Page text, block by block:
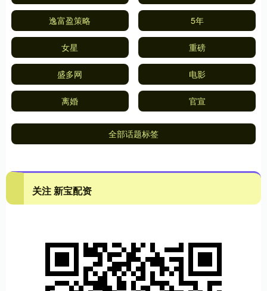
逸富盈策略 5年
女星 重磅
盛多网 电影
离婚 官宣
全部话题标签
关注 新宝配资